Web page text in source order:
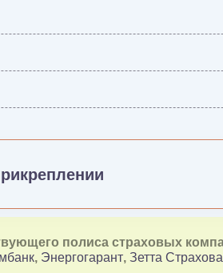
полиса страховых
, Энергогарант, Зетта